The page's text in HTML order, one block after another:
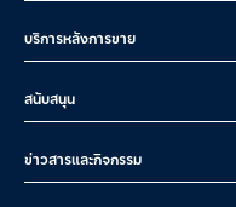
บริการหลังการขาย
สนับสนุน
ข่าวสารและกิจกรรม